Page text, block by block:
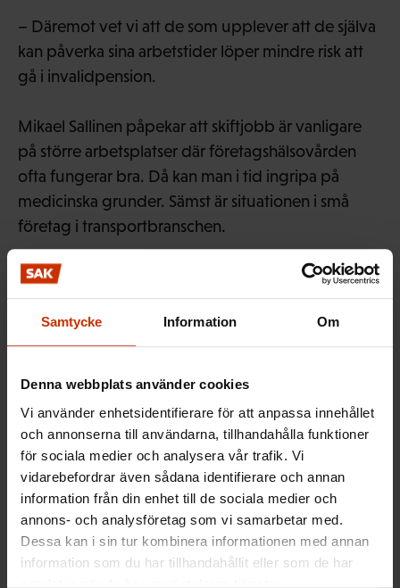
Samtycke Information Om
Denna webbplats använder cookies
Vi använder enhetsidentifierare för att anpassa innehållet
och annonserna till användarna, tillhandahålla funktioner
för sociala medier och analysera vår trafik. Vi
vidarebefordrar även sådana identifierare och annan
information från din enhet till de sociala medier och
annons- och analysföretag som vi samarbetar med.
Dessa kan i sin tur kombinera informationen med annan
information som du har tillhandahållit eller som de har
– Däremot vet vi att de som upplever att de själva
kan påverka sina arbetstider löper mindre risk att
gå i invalidpension.
Mikael Sallinen påpekar att skiftjobb är vanligare
på större arbetsplatser där företagshälsovården
ofta fungerar bra. Då kan man i tid ingripa på
medicinska grunder. Sämst är situationen i små
företag i transportbranschen.
Det är också främst chaufförer som löper större risk
att råka ut för olycksfall i arbetet på grund av
skiftjobb.
– På natten är risken för trafikolyckor tiofaldig.
Inom industrin, där uppgifterna ofta är
automatiserade, är inte olycksrisken så mycket
större på natten än på dagen.